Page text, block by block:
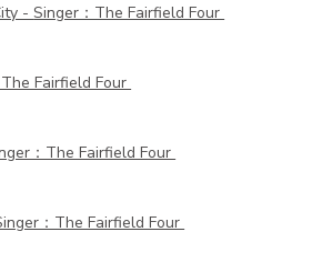
-Singer：The Fairfield Four
Fairfield Four
：The Fairfield Four
：The Fairfield Four